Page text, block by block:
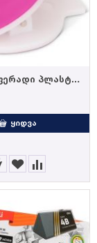
კლიფსი ფერადი პლასტიკური 38მმ ( 24ცალი) 9486
ᲧᲘᲓᲕᲐ